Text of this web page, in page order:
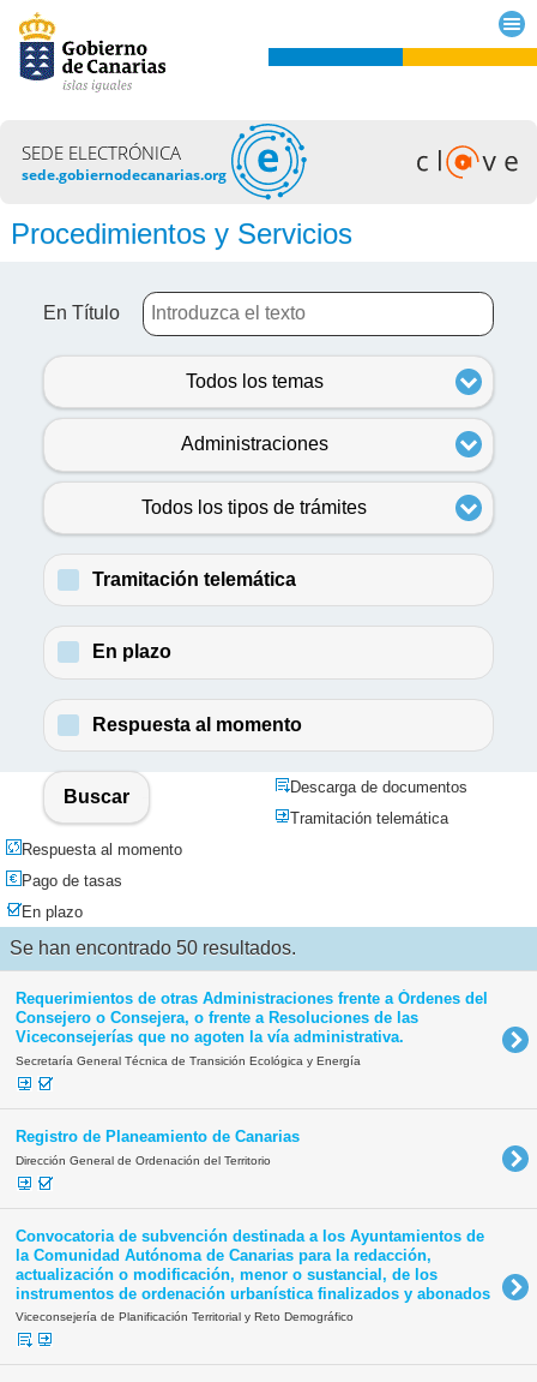
SEDE ELECTRÓNICA
sede.gobiernodecanarias.org
Procedimientos y Servicios
En Título
Todos los temas
Administraciones
Todos los tipos de trámites
Tramitación telemática
En plazo
Respuesta al momento
Buscar
Descarga de documentos
Tramitación telemática
Respuesta al momento
Pago de tasas
En plazo
Se han encontrado 50 resultados.
Requerimientos de otras Administraciones frente a Órdenes del
Consejero o Consejera, o frente a Resoluciones de las
Viceconsejerías que no agoten la vía administrativa.
Secretaría General Técnica de Transición Ecológica y Energía
Registro de Planeamiento de Canarias
Dirección General de Ordenación del Territorio
Convocatoria de subvención destinada a los Ayuntamientos de
la Comunidad Autónoma de Canarias para la redacción,
actualización o modificación, menor o sustancial, de los
instrumentos de ordenación urbanística finalizados y abonados
Viceconsejería de Planificación Territorial y Reto Demográfico